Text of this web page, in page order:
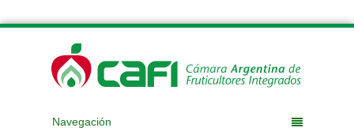
Navegación